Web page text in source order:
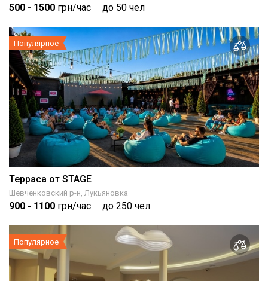
500 - 1500 грн/час до 50 чел
Популярное
Терраса от STAGE
Шевченковский р-н, Лукьяновка
900 - 1100 грн/час до 250 чел
Популярное